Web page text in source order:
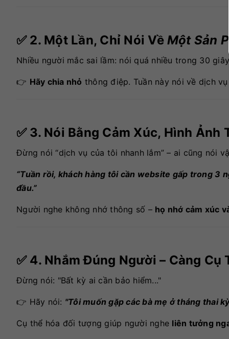
✅ 2. Một Lần, Chỉ Nói Về Một Sản
Nhiều người mắc sai lầm: nói quá nhiều trong 30
👉 Hãy chia nhỏ thông điệp. Tuần này nói về dịch
✅ 3. Nói Bằng Cảm Xúc, Hình Ảnh
Đừng nói “dịch vụ của tôi nhanh lắm” – ai cũng nói
“Tuần rồi, khách hàng tôi cần website gấp trong 3
đầu.”
Người nghe không nhớ thông số – họ nhớ cảm xúc
✅ 4. Nhắm Đúng Người – Càng Cụ
Đừng nói: "Bất kỳ ai cần bảo hiểm..."
👉 Hãy nói: "Tôi muốn gặp các bà mẹ ở tháng thai
Cụ thể hóa đối tượng giúp người nghe liên tưởng